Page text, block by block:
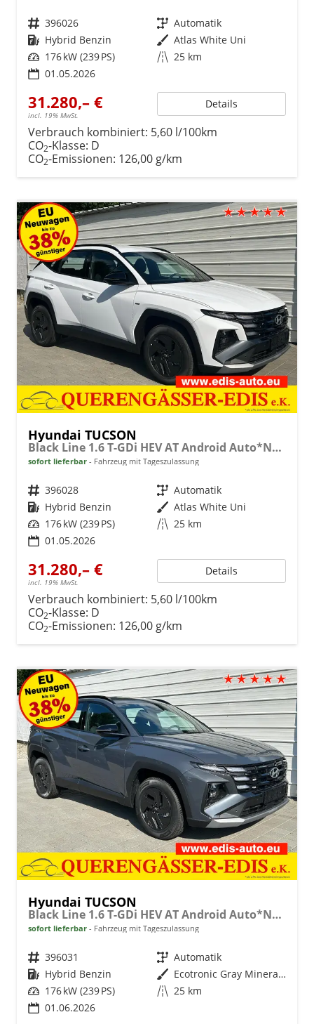
Fahrzeugnr. 396026 Getriebe Automatik
Kraftstoff Hybrid Benzin Außenfarbe Atlas White Uni
Leistung 176 kW (239 PS) Kilometerstand 25 km
01.05.2026
31.280,– €
incl. 19% MwSt.
Details
Verbrauch kombiniert: 5,60 l/100km
CO2-Klasse: D
CO2-Emissionen: 126,00 g/km
Hyundai TUCSON
Black Line 1.6 T-GDi HEV AT Android Auto*Navi*SHZ*Kamera*2Z Klimaauto*
sofort lieferbar Fahrzeug mit Tageszulassung
Fahrzeugnr. 396028 Getriebe Automatik
Kraftstoff Hybrid Benzin Außenfarbe Atlas White Uni
Leistung 176 kW (239 PS) Kilometerstand 25 km
01.05.2026
31.280,– €
incl. 19% MwSt.
Details
Verbrauch kombiniert: 5,60 l/100km
CO2-Klasse: D
CO2-Emissionen: 126,00 g/km
Hyundai TUCSON
Black Line 1.6 T-GDi HEV AT Android Auto*Navi*SHZ*Kamera*2Z Klimaauto*
sofort lieferbar Fahrzeug mit Tageszulassung
Fahrzeugnr. 396031 Getriebe Automatik
Kraftstoff Hybrid Benzin Außenfarbe
Ecotronic Gray Mineraleffekt
Leistung 176 kW (239 PS) Kilometerstand 25 km
01.06.2026